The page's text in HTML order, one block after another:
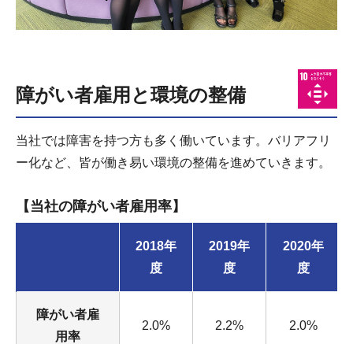
障がい者雇用と環境の整備
当社では障害を持つ方も多く働いています。バリアフリ
ー化など、皆が働き易い環境の整備を進めていきます。
【当社の障がい者雇用率】
2018年
度
2019年
度
2020年
度
障がい者雇
用率
2.0% 2.2% 2.0%